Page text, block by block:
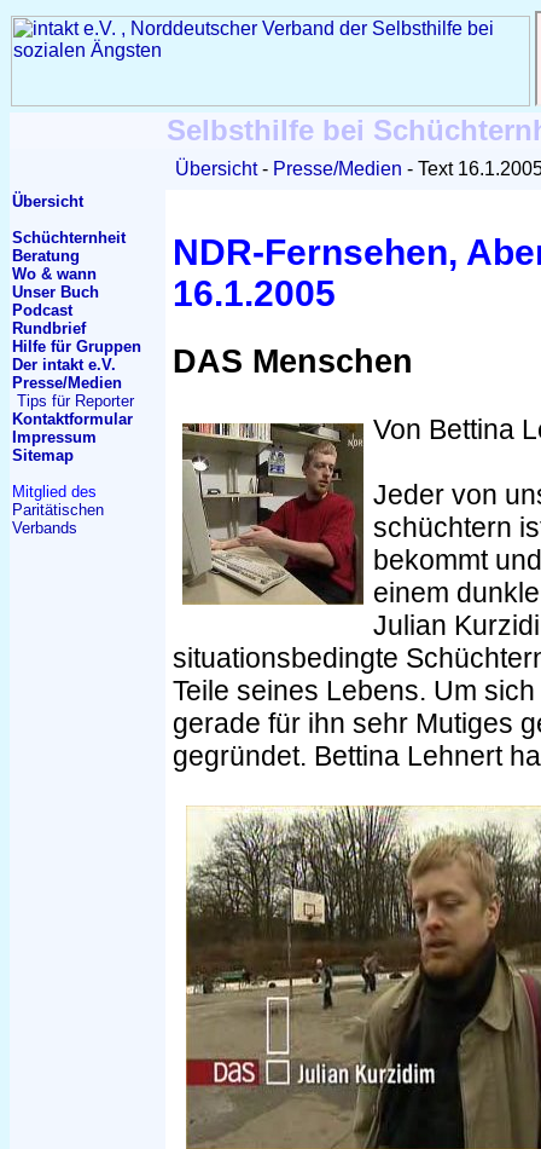
Selbsthilfe bei
Übersicht Presse/Medien Text
Übersicht
Schüchternheit
Beratung
Wo & wann
Unser Buch
Podcast
Rundbrief
Hilfe für Gruppen
Der intakt e.V.
Presse/Medien
Tips für Reporter
Kontaktformular
Impressum
Sitemap
Mitglied des
Paritätischen
Verbands
NDR-Fernsehen,
16.1.2005
DAS Menschen
Von Bettina
Jeder von
schüchtern
bekommt
einem
Julian
situationsbedingte
Teile seines Lebens. Um
gerade für ihn sehr Mutiges
gegründet. Bettina Lehnert